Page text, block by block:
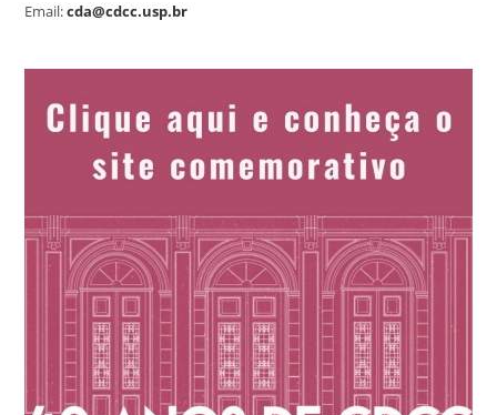
Email:cda@cdcc.usp.br